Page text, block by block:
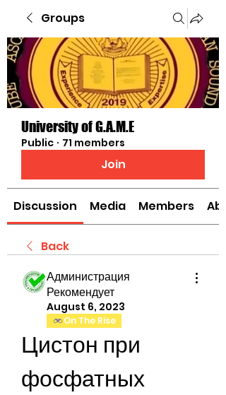
Groups
University of G.A.M.E
Public · 71 members
Join
Discussion Media Members
Back
Администрация
Рекомендует
August 6, 2023
On The Rise
Цистон при
фосфатных